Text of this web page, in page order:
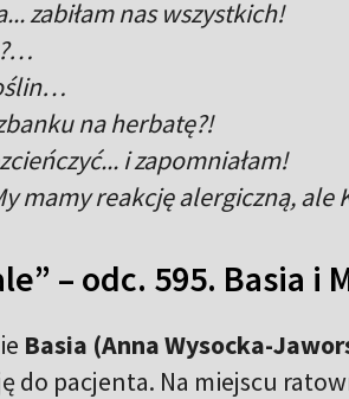
zabiłam nas wszystkich!
na herbatę?!
i zapomniałam!
mamy reakcję alergiczną,
– odc. 595. Basia
Basia (Anna Wysocka-
do pacjenta. Na miejscu